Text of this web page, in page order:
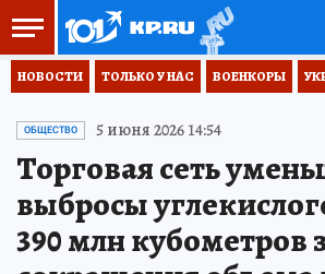
НОВОСТИ ТОЛЬКО У НАС ВОЕНКОРЫ
ОБЩЕСТВО 5 июня 2026 14:54
Торговая сеть
выбросы
390 млн кубометров